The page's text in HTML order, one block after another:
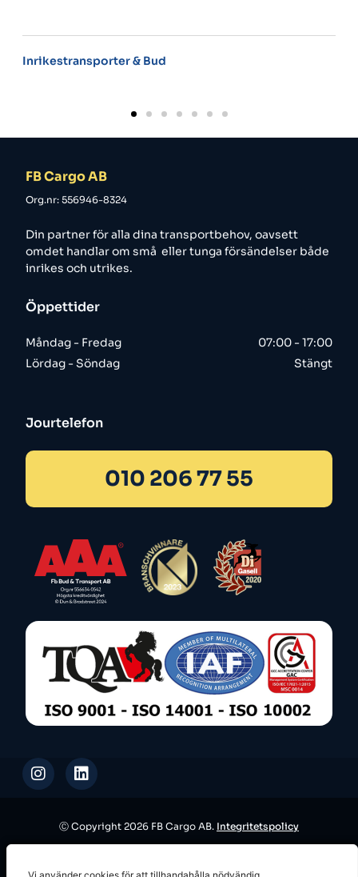
& Bud
FB Cargo AB
Org.nr: 556946-8324
Din partner för alla dina transportbehov, oavsett
omdet handlar om små eller tunga försändelser både
inrikes och utrikes.
Öppettider
Måndag - Fredag
Lördag - Söndag
07:00 - 17:00
Stängt
Jourtelefon
010 206 77 55
Ⓒ Copyright 2026 FB Cargo AB. Integritetspolicy